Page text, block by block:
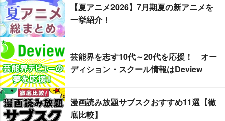
【夏アニメ2026】7月期夏の新アニメを
一挙紹介！
芸能界を志す10代～20代を応援！ オー
ディション・スクール情報はDeview
漫画読み放題サブスクおすすめ11選【徹
底比較】